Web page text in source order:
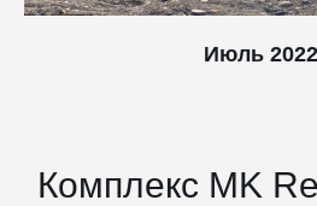
Июль 2022
Комплекс MK